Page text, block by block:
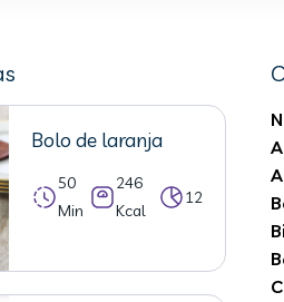
Bolo de laranja
50
Min
246
Kcal
12